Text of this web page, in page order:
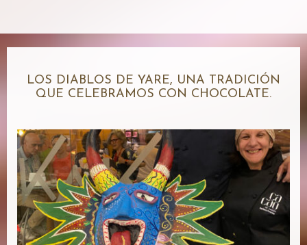
LOS DIABLOS DE YARE, UNA TRADICIÓN
QUE CELEBRAMOS CON CHOCOLATE.